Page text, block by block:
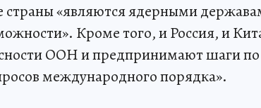
страны «являются ядерными
Кроме того, и Россия, и
ООН и предпринимают шаги
международного порядка».